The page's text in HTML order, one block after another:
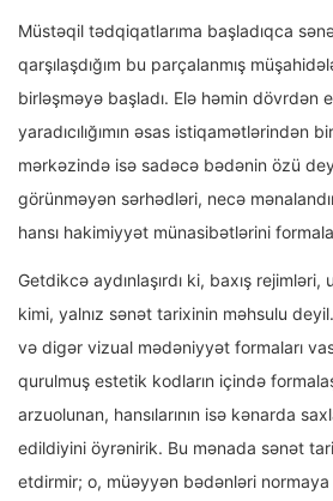
Müstəqil tədqiqatlarıma başladıqca
qarşılaşdığım bu parçalanmış
birləşməyə başladı. Elə həmin dövrdən
yaradıcılığımın əsas istiqamətlərindən
mərkəzində isə sadəcə bədənin özü
görünməyən sərhədləri, necə
hansı hakimiyyət münasibətlərini
Getdikcə aydınlaşırdı ki, baxış
kimi, yalnız sənət tarixinin məhsulu
və digər vizual mədəniyyət formaları
qurulmuş estetik kodların içində
arzuolunan, hansılarının isə kənarda
edildiyini öyrənirik. Bu mənada sənət
etdirmir; o, müəyyən bədənləri